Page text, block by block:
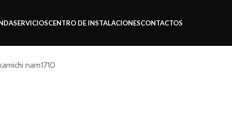
SERVICIOSCENTRO DE INSTALACIONESCONTACTOS
nam1710